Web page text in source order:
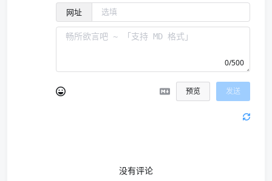
网址
0/500
预览 发送
没有评论